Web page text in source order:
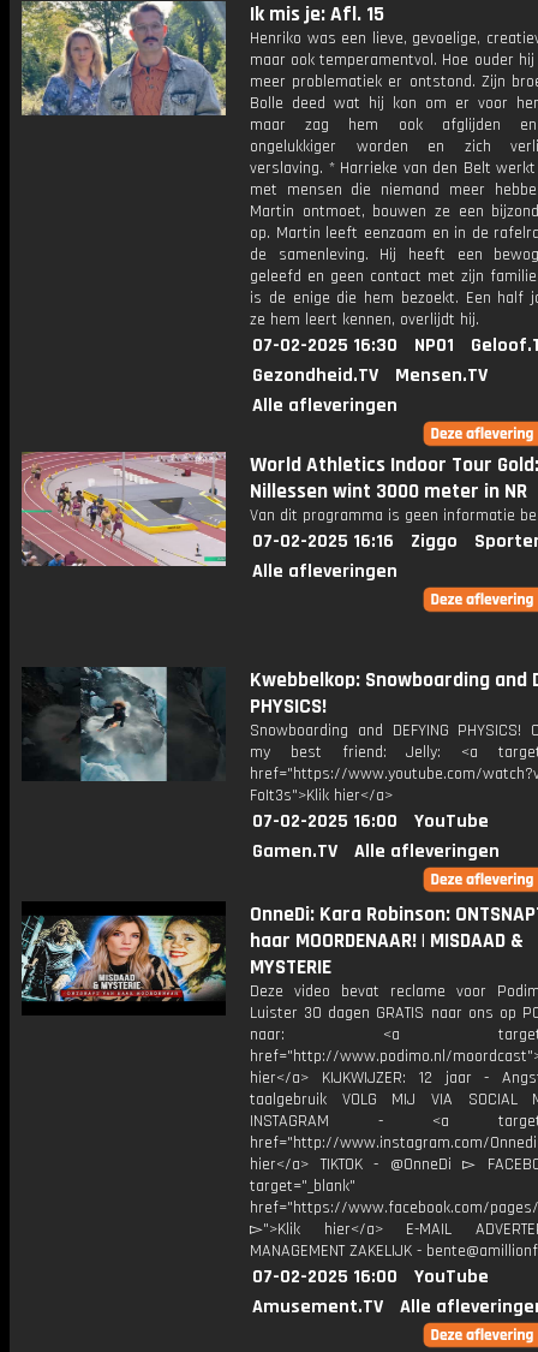
Ik mis je: Afl. 15
Henriko was een lieve, gevoelige,
maar ook temperamentvol. Hoe ouder
meer problematiek er ontstond. Zijn
Bolle deed wat hij kon om er voor
maar zag hem ook afglijden
ongelukkiger worden en zich
verslaving. * Harrieke van den Belt
met mensen die niemand meer
Martin ontmoet, bouwen ze een
op. Martin leeft eenzaam en in de
de samenleving. Hij heeft een
geleefd en geen contact met zijn
is de enige die hem bezoekt. Een half
ze hem leert kennen, overlijdt hij.
07-02-2025 16:30 NPO1
Gezondheid.TV
Mensen.TV
Alle afleveringen
World Athletics Indoor Tour Gold:
Nillessen wint 3000 meter in NR
Van dit programma is geen informatie
07-02-2025 16:16 Ziggo
Alle afleveringen
Kwebbelkop: Snowboarding and
PHYSICS!
Snowboarding and DEFYING PHYSICS!
my best friend: Jelly: <a
href="https://www.youtube.com/
FoIt3s">Klik hier</a>
07-02-2025 16:00
YouTube
Gamen.TV
Alle afleveringen
OnneDi: Kara Robinson:
haar MOORDENAAR! | MISDAAD &
MYSTERIE
Deze video bevat reclame voor
Luister 30 dagen GRATIS naar ons op
naar: <a
href="http://www.podimo.nl/
hier</a> KIJKWIJZER: 12 jaar -
taalgebruik VOLG MIJ VIA SOCIAL
INSTAGRAM - <a
href="http://www.instagram.com/
hier</a> TIKTOK - @OnneDi ▻
target="_blank"
href="https://www.facebook.com/pages/
▻">Klik hier</a> E-MAIL
MANAGEMENT ZAKELIJK -
07-02-2025 16:00
YouTube
Amusement.TV
Alle